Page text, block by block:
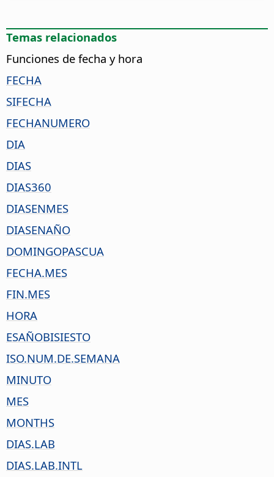
Temas relacionados
Funciones de fecha y hora
FECHA
SIFECHA
FECHANUMERO
DIA
DIAS
DIAS360
DIASENMES
DIASENAÑO
DOMINGOPASCUA
FECHA.MES
FIN.MES
HORA
ESAÑOBISIESTO
ISO.NUM.DE.SEMANA
MINUTO
MES
MONTHS
DIAS.LAB
DIAS.LAB.INTL